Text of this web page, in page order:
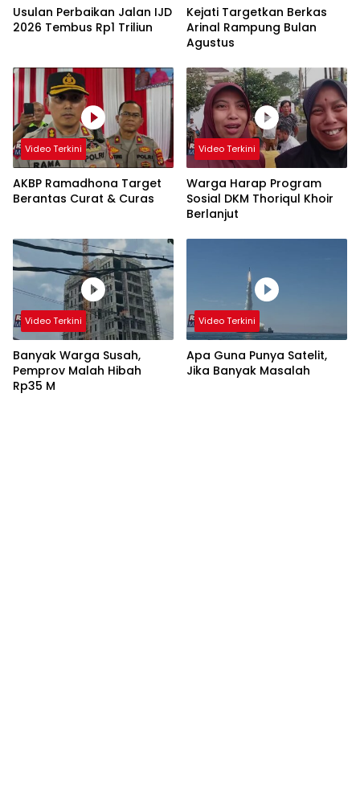
Usulan Perbaikan Jalan IJD
2026 Tembus Rp1 Triliun
Kejati Targetkan Berkas
Arinal Rampung Bulan
Agustus
Video Terkini
AKBP Ramadhona Target
Berantas Curat & Curas
Video Terkini
Warga Harap Program
Sosial DKM Thoriqul Khoir
Berlanjut
Video Terkini
Banyak Warga Susah,
Pemprov Malah Hibah
Rp35 M
Video Terkini
Apa Guna Punya Satelit,
Jika Banyak Masalah